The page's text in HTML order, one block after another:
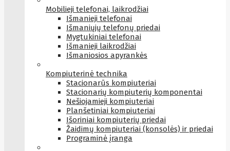
Mobilieji telefonai, laikrodžiai
Išmanieji telefonai
Išmaniųjų telefonų priedai
Mygtukiniai telefonai
Išmanieji laikrodžiai
Išmaniosios apyrankės
Kompiuterinė technika
Stacionarūs kompiuteriai
Stacionarių kompiuterių komponentai
Nešiojamieji kompiuteriai
Planšetiniai kompiuteriai
Išoriniai kompiuterių priedai
Žaidimų kompiuteriai (konsolės) ir priedai
Programinė įranga